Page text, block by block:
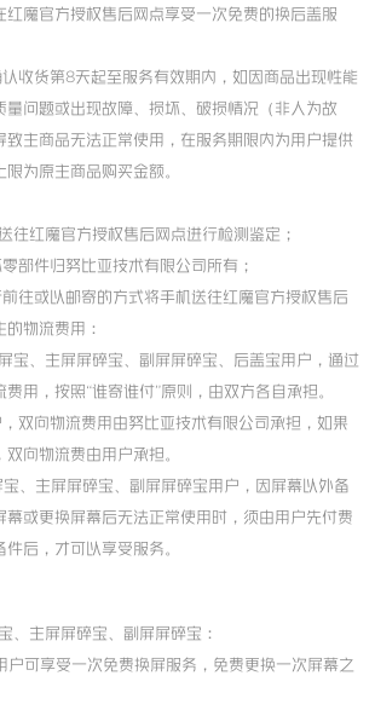
红魔官方授权售后网点享受一次免费的换后盖服
收货第8天起至服务有效期内，如因商品出现性能
量问题或出现故障、损坏、破损情况（非人为故
致主商品无法正常使用，在服务期限内为用户提供
为原主商品购买金额。
往红魔官方授权售后网点进行检测鉴定；
部件归努比亚技术有限公司所有；
往或以邮寄的方式将手机送往红魔官方授权售后
物流费用：
屏宝、主屏屏碎宝、副屏屏碎宝、后盖宝用户，通过
用，按照“谁寄谁付”原则，由双方各自承担。
，双向物流费用由努比亚技术有限公司承担，如果
向物流费由用户承担。
、主屏屏碎宝、副屏屏碎宝用户，因屏幕以外备
幕或更换屏幕后无法正常使用时，须由用户先付费
后，才可以享受服务。
、主屏屏碎宝、副屏屏碎宝：
户可享受一次免费换屏服务，免费更换一次屏幕之